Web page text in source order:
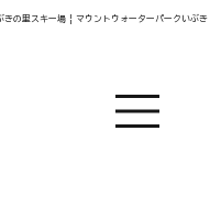
の里スキー場 | マウントウォーターパークいぶき